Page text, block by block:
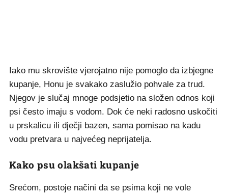
Iako mu skrovište vjerojatno nije pomoglo da izbjegne
kupanje, Honu je svakako zaslužio pohvale za trud.
Njegov je slučaj mnoge podsjetio na složen odnos koji
psi često imaju s vodom. Dok će neki radosno uskočiti
u prskalicu ili dječji bazen, sama pomisao na kadu
vodu pretvara u najvećeg neprijatelja.
Kako psu olakšati kupanje
Srećom, postoje načini da se psima koji ne vole